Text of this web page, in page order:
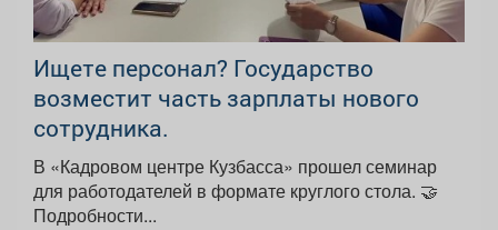
Ищете персонал? Государство
возместит часть зарплаты нового
сотрудника.
В «Кадровом центре Кузбасса» прошел семинар
для работодателей в формате круглого стола. 🤝
Подробности...